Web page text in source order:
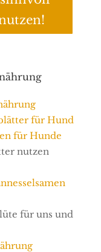
für Hund
für Hunde
nutzen
für uns und